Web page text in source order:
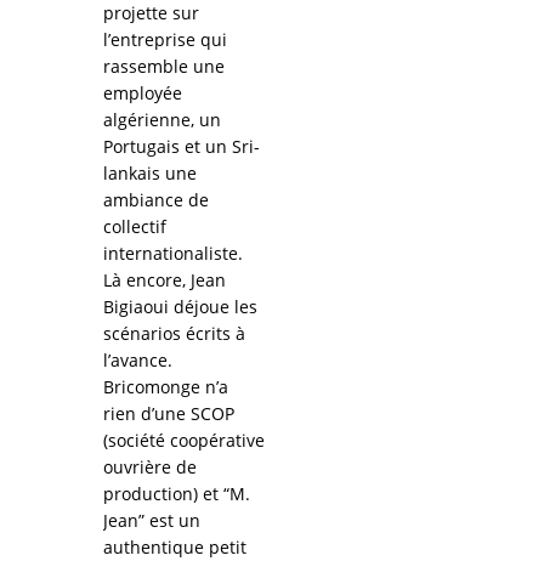
projette sur
l’entreprise qui
rassemble une
employée
algérienne, un
Portugais et un Sri-
lankais une
ambiance de
collectif
internationaliste.
Là encore, Jean
Bigiaoui déjoue les
scénarios écrits à
l’avance.
Bricomonge n’a
rien d’une SCOP
(société coopérative
ouvrière de
production) et “M.
Jean” est un
authentique petit